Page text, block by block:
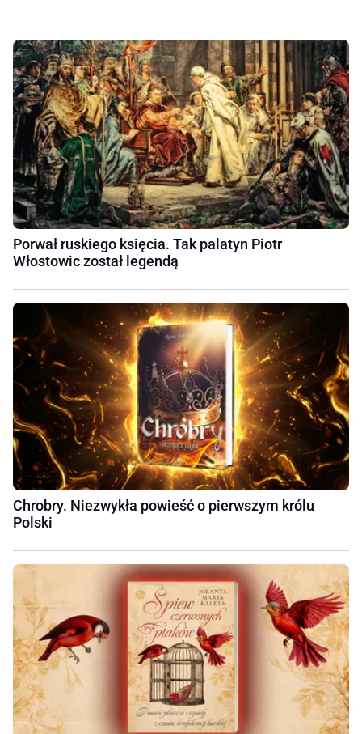
Porwał ruskiego księcia. Tak palatyn Piotr
Włostowic został legendą
Chrobry. Niezwykła powieść o pierwszym królu
Polski